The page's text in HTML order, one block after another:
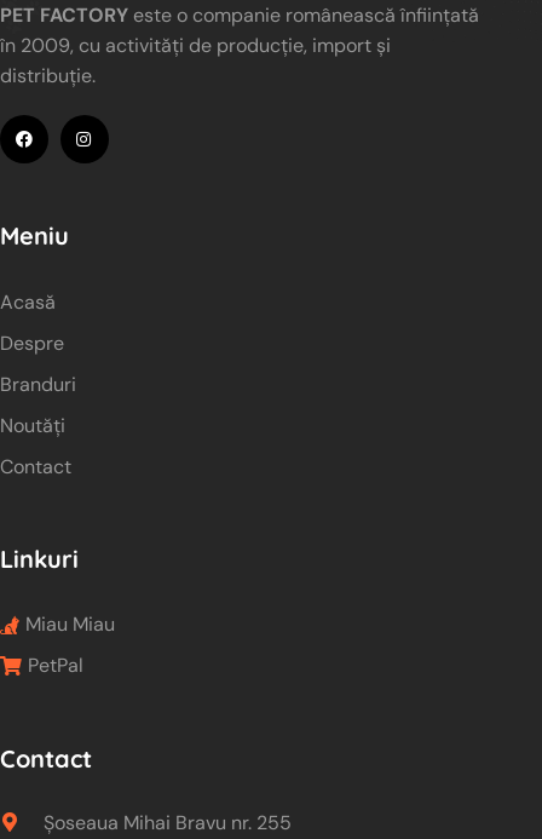
PET FACTORY este o companie românească înființată
în 2009, cu activități de producție, import și
distribuție.
Meniu
Acasă
Despre
Branduri
Noutăți
Contact
Linkuri
Miau Miau
PetPal
Contact
Șoseaua Mihai Bravu nr. 255